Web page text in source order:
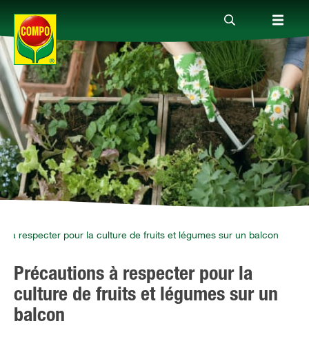
Produits
Conseil
Thèmes
Service
Qui sommes-nous?
FR
à respecter pour la culture de fruits et légumes sur un balcon
Précautions à respecter pour la
culture de fruits et légumes sur un
balcon